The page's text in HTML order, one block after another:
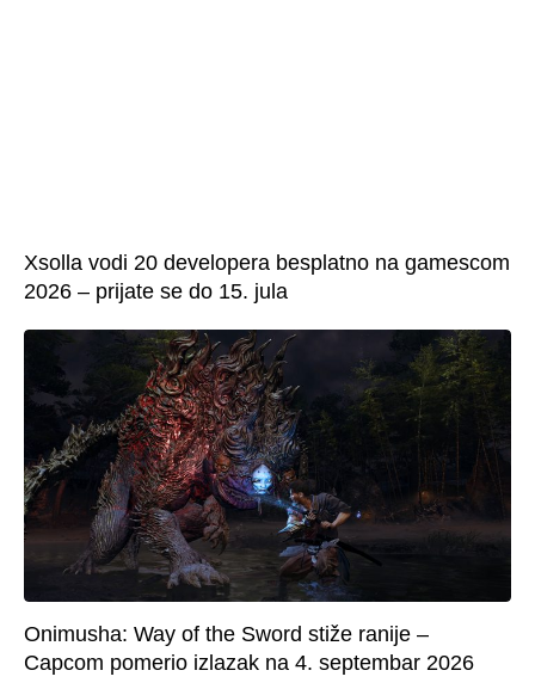
Xsolla vodi 20 developera besplatno na gamescom
2026 – prijate se do 15. jula
Onimusha: Way of the Sword stiže ranije –
Capcom pomerio izlazak na 4. septembar 2026